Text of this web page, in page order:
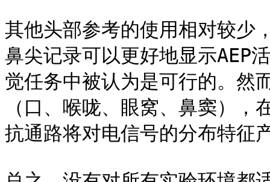
其他头部参考的使用相对较少
鼻尖记录可以更好地显示AEP
觉任务中被认为是可行的。然
（口、喉咙、眼窝、鼻窦）
抗通路将对电信号的分布特征